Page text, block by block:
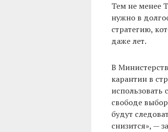
Тем не менее
нужно в
стратегию,
даже лет.
В
карантин в
использовать
свободе
будут
снизится», —